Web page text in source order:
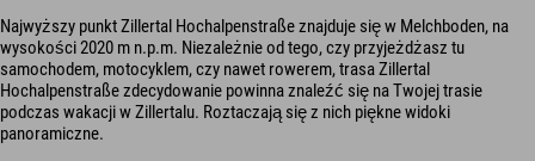
Najwyższy punkt Zillertal Hochalpenstraße znajduje się w Melchboden, na
wysokości 2020 m n.p.m. Niezależnie od tego, czy przyjeżdżasz tu
samochodem, motocyklem, czy nawet rowerem, trasa Zillertal
Hochalpenstraße zdecydowanie powinna znaleźć się na Twojej trasie
podczas wakacji w Zillertalu. Roztaczają się z nich piękne widoki
panoramiczne.